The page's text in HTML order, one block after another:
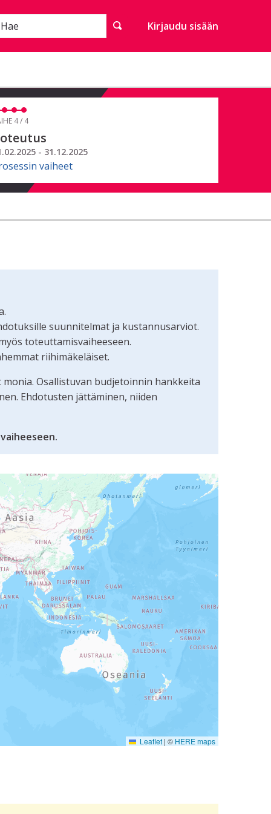
Hae Kirjaudu sisään
4 / 4
- 31.12.2025
vaiheet
suunnitelmat ja kustannusarviot.
toteuttamisvaiheeseen.
riihimäkeläiset.
Osallistuvan budjetoinnin hankkeita
Ehdotusten jättäminen, niiden
mutta se voi olla vaikeaselkoinen.
Leaflet | © HERE maps